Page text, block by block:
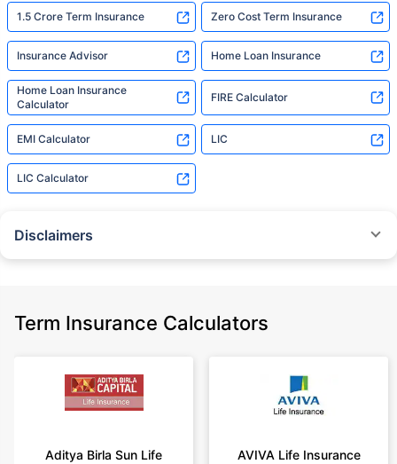
1.5 Crore Term Insurance Zero Cost Term Insurance
Insurance Advisor Home Loan Insurance
Home Loan Insurance
Calculator
FIRE Calculator
EMI Calculator LIC
LIC Calculator
Disclaimers
Policybazaar does not endorse, rate or recommend any particular insurer
+On the basis of your profile
years of age, rounded off to nearest 10
Term Insurance Calculators
Aditya Birla Sun Life
AVIVA Life Insurance